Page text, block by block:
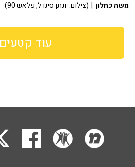
משה כחלון | (צילום: יונתן סינדל, פלאש 90)
עוד קטעים